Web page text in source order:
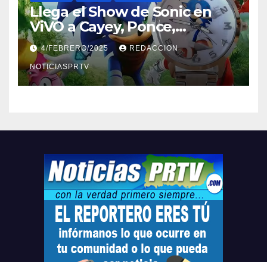
Llega el Show de Sonic en
ViVO a Cayey, Ponce,
Barceloneta y Humacao,
Relojes gratis para el que
compre ahora….
4/FEBRERO/2025 REDACCION
NOTICIASPRTV